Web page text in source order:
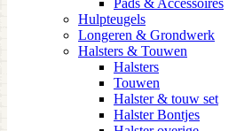
Hulpteugels
Longeren & Grondwerk
Halsters & Touwen
Halsters
Touwen
Halster & touw set
Halster Bontjes